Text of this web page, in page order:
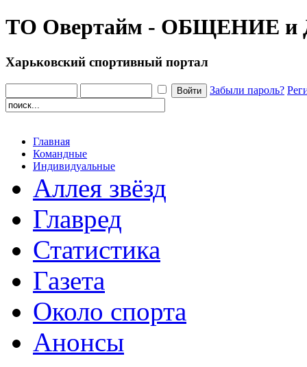
ТО Овертайм - ОБЩЕНИЕ
Харьковский спортивный портал
Забыли пароль?
Главная
Командные
Индивидуальные
Аллея звёзд
Главред
Статистика
Газета
Около спорта
Анонсы